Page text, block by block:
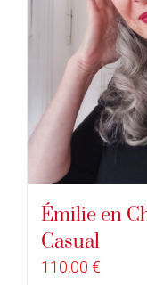
Émilie en
Casual
110,00 €